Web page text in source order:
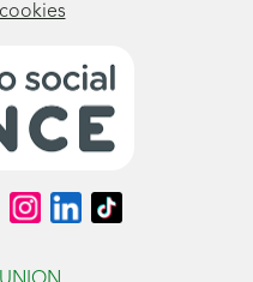
Síguenos
en
(se
Síguenos
en
(se
Síguenos
en